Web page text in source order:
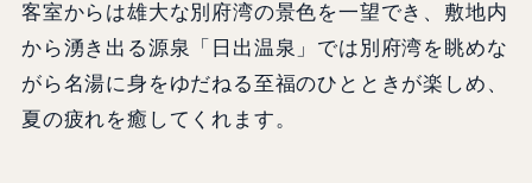
客室からは雄大な別府湾の景色を一望でき、敷地内
から湧き出る源泉「日出温泉」では別府湾を眺めな
がら名湯に身をゆだねる至福のひとときが楽しめ、
夏の疲れを癒してくれます。